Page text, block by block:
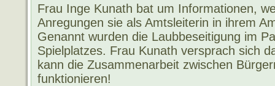
Frau Inge Kunath bat um Informationen,
Anregungen sie als Amtsleiterin in ihrem
Genannt wurden die Laubbeseitigung im
Spielplatzes. Frau Kunath versprach sich
kann die Zusammenarbeit zwischen
funktionieren!